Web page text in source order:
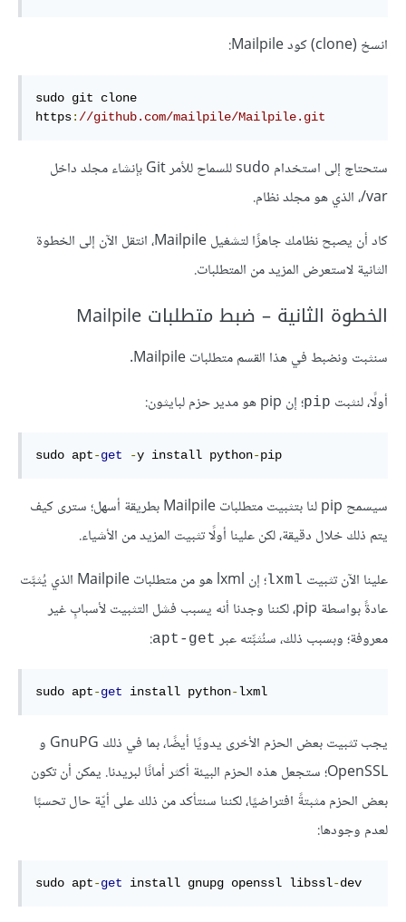
انسخ (clone) كود Mailpile:
sudo git clone
https: //github.com/mailpile/Mailpile.git
ستحتاج إلى استخدام sudo للسماح للأمر Git بإنشاء مجلد داخل
‎/var، الذي هو مجلد نظام.
كاد أن يصبح نظامك جاهزًا لتشغيل Mailpile، انتقل الآن إلى الخطوة
الثانية لاستعرض المزيد من المتطلبات.
الخطوة الثانية – ضبط متطلبات Mailpile
سنثبت ونضبط في هذا القسم متطلبات Mailpile.
أولًا، لنثبت pip؛ إن pip هو مدير حزم لبايثون:
sudo apt-get -y install python-pip
سيسمح pip لنا بتثبيت متطلبات Mailpile بطريقة أسهل؛ سترى كيف
يتم ذلك خلال دقيقة، لكن علينا أولًا تثبيت المزيد من الأشياء.
علينا الآن تثبيت lxml
؛ إن lxml هو من متطلبات Mailpile الذي يُثبَّت
عادةً بواسطة pip، لكننا وجدنا أنه يسبب فشل التثبيت لأسبابٍ غير
معروفة؛ وبسبب ذلك، سنُثبِّته عبر apt-get
:
sudo apt-get install python-lxml
يجب تثبيت بعض الحزم الأخرى يدويًا أيضًا، بما في ذلك GnuPG و
OpenSSL؛ ستجعل هذه الحزم البيئة أكثر أمانًا لبريدنا. يمكن أن تكون
بعض الحزم مثبتةً افتراضيًا، لكننا سنتأكد من ذلك على أيّة حال تحسبًا
لعدم وجودها:
sudo apt-get install gnupg openssl libssl-dev